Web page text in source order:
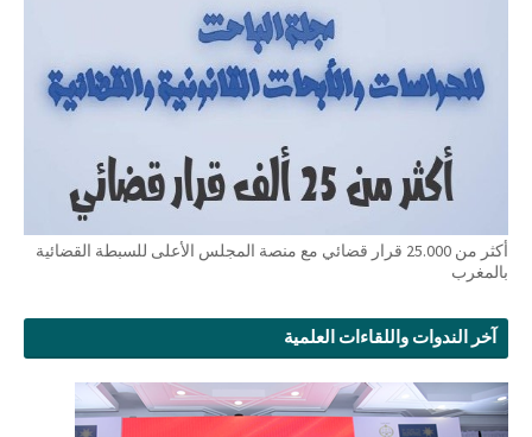
أكثر من 25.000 قرار قضائي مع منصة المجلس الأعلى للسبطة القضائية
بالمغرب
آخر الندوات واللقاءات العلمية